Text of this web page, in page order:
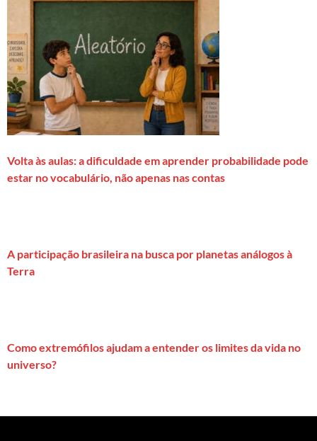
Volta às aulas: a dificuldade em aprender probabilidade pode
estar no vocabulário, não apenas nas contas
A participação brasileira na busca por planetas análogos à
Terra
Como extremófilos ajudam a entender os limites da vida no
universo?